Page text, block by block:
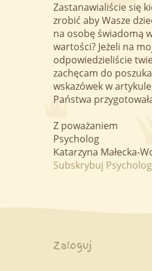
Zastanawialiście się
zrobić aby Wasze
na osobę świadomą
wartości? Jeżeli na
odpowiedzieliście
zachęcam do
wskazówek w
Państwa
Z poważaniem
Psycholog
Katarzyna Małecka-
Subskrybuj Psycholog
Menu
Zaloguj